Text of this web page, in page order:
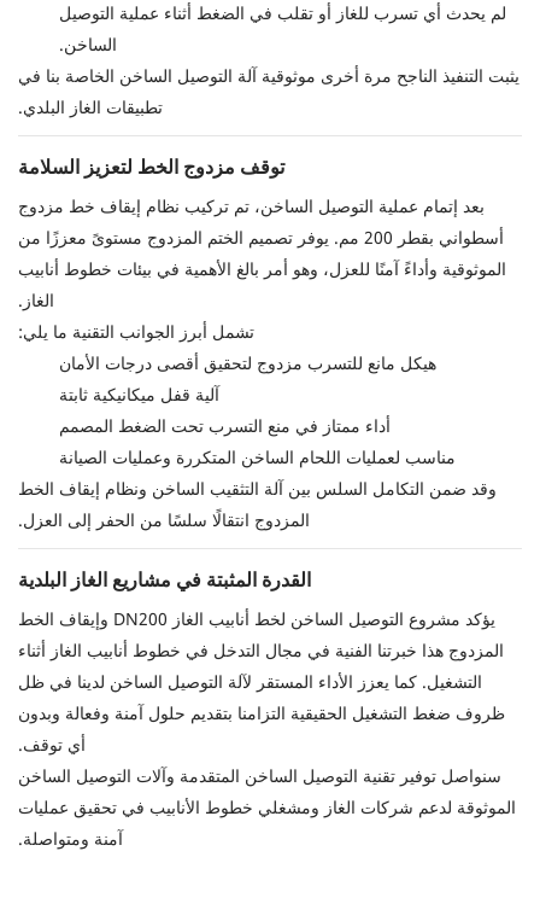
لم يحدث أي تسرب للغاز أو تقلب في الضغط أثناء عملية التوصيل
الساخن.
يثبت التنفيذ الناجح مرة أخرى موثوقية آلة التوصيل الساخن الخاصة بنا في
تطبيقات الغاز البلدي.
توقف مزدوج الخط لتعزيز السلامة
بعد إتمام عملية التوصيل الساخن، تم تركيب نظام إيقاف خط مزدوج
أسطواني بقطر 200 مم. يوفر تصميم الختم المزدوج مستوىً معززًا من
الموثوقية وأداءً آمنًا للعزل، وهو أمر بالغ الأهمية في بيئات خطوط أنابيب
الغاز.
تشمل أبرز الجوانب التقنية ما يلي:
هيكل مانع للتسرب مزدوج لتحقيق أقصى درجات الأمان
آلية قفل ميكانيكية ثابتة
أداء ممتاز في منع التسرب تحت الضغط المصمم
مناسب لعمليات اللحام الساخن المتكررة وعمليات الصيانة
وقد ضمن التكامل السلس بين آلة التثقيب الساخن ونظام إيقاف الخط
المزدوج انتقالًا سلسًا من الحفر إلى العزل.
القدرة المثبتة في مشاريع الغاز البلدية
يؤكد مشروع التوصيل الساخن لخط أنابيب الغاز DN200 وإيقاف الخط
المزدوج هذا خبرتنا الفنية في مجال التدخل في خطوط أنابيب الغاز أثناء
التشغيل. كما يعزز الأداء المستقر لآلة التوصيل الساخن لدينا في ظل
ظروف ضغط التشغيل الحقيقية التزامنا بتقديم حلول آمنة وفعالة وبدون
أي توقف.
سنواصل توفير تقنية التوصيل الساخن المتقدمة وآلات التوصيل الساخن
الموثوقة لدعم شركات الغاز ومشغلي خطوط الأنابيب في تحقيق عمليات
آمنة ومتواصلة.